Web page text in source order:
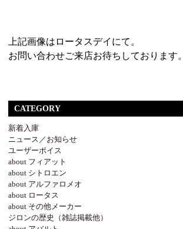
上記画像はロータスデイにて。
お問い合わせご来店お待ちしております。
CATEGORY
新着入庫
ニュース／お知らせ
ユーザーボイス
about フィアット
about シトロエン
about アルファロメオ
about ロータス
about その他メーカー
ジロンの歴史（雑誌掲載他）